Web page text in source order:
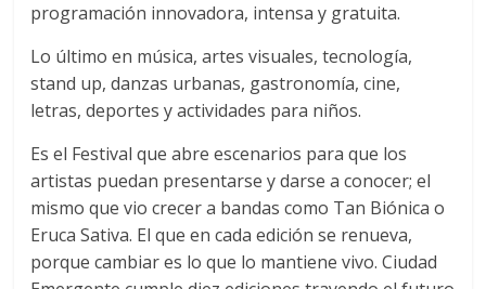
programación innovadora, intensa y gratuita.
Lo último en música, artes visuales, tecnología,
stand up, danzas urbanas, gastronomía, cine,
letras, deportes y actividades para niños.
Es el Festival que abre escenarios para que los
artistas puedan presentarse y darse a conocer; el
mismo que vio crecer a bandas como Tan Biónica o
Eruca Sativa. El que en cada edición se renueva,
porque cambiar es lo que lo mantiene vivo. Ciudad